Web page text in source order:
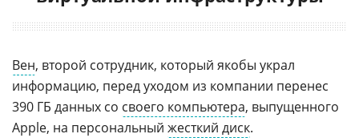
Вен, второй сотрудник, который якобы украл
информацию, перед уходом из компании перенес
390 ГБ данных со своего компьютера, выпущенного
Apple, на персональный жесткий диск.